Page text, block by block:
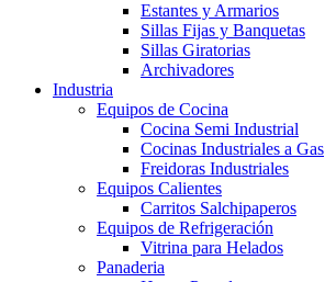
Estantes y Armarios
Sillas Fijas y Banquetas
Sillas Giratorias
Archivadores
Industria
Equipos de Cocina
Cocina Semi Industrial
Cocinas Industriales a Gas
Freidoras Industriales
Equipos Calientes
Carritos Salchipaperos
Equipos de Refrigeración
Vitrina para Helados
Panaderia